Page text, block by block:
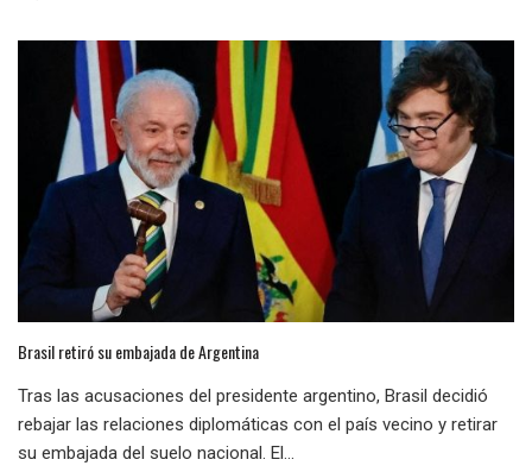
Brasil retiró su embajada de Argentina
Tras las acusaciones del presidente argentino, Brasil decidió
rebajar las relaciones diplomáticas con el país vecino y retirar
su embajada del suelo nacional. El...